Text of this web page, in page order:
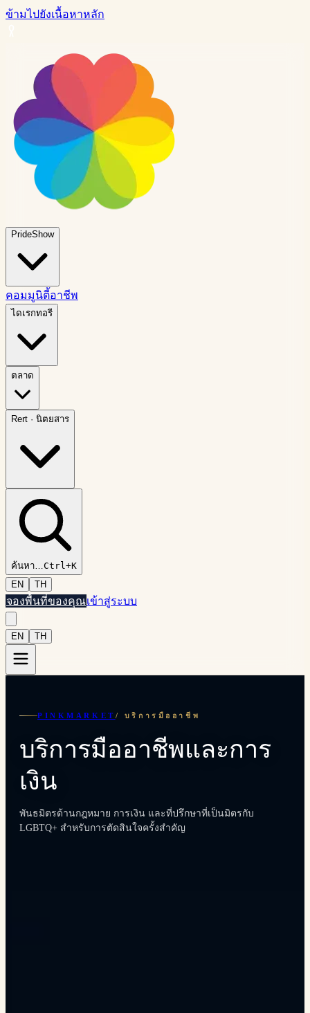
ข้ามไปยังเนื้อหาหลัก
PrideShow
คอมมูนิตี้อาชีพ
ไดเรกทอรี
ตลาด
Rert · นิตยสาร
ค้นหา…Ctrl+K
EN
TH
จองพื้นที่ของคุณเข้าสู่ระบบ
EN TH
PINKMARKET / บริการมืออาชีพ
บริการมืออาชีพและการ
เงิน
พันธมิตรด้านกฎหมาย การเงิน และที่ปรึกษาที่เป็นมิตรกับ
LGBTQ+ สำหรับการตัดสินใจครั้งสำคัญ